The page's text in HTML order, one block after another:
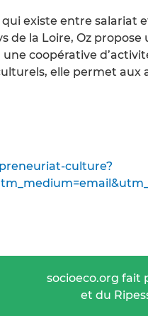
existe entre salariat
de la Loire, Oz
coopérative
elle permet aux
culture?
socioeco.org fait
et du